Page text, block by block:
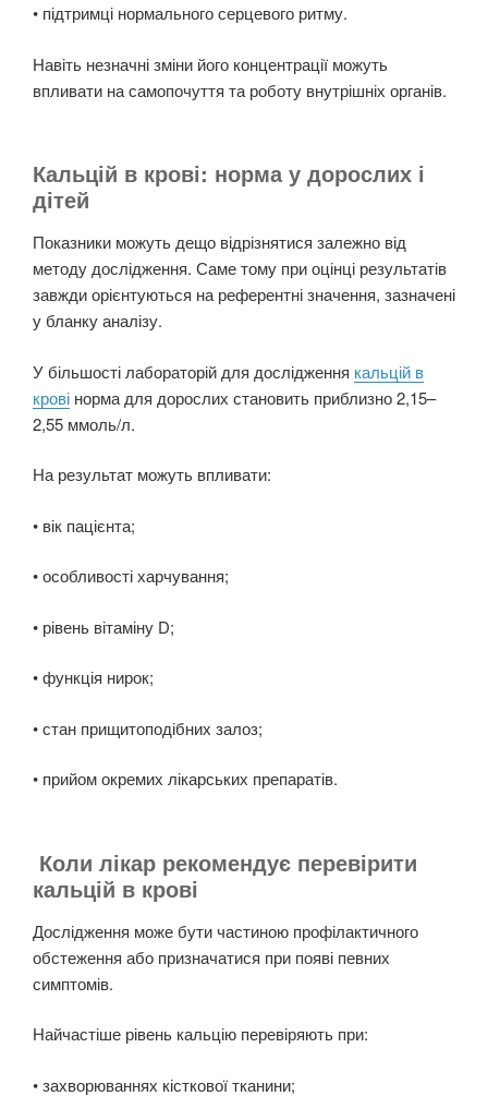
• підтримці нормального серцевого ритму.
Навіть незначні зміни його концентрації можуть
впливати на самопочуття та роботу внутрішніх органів.
Кальцій в крові: норма у дорослих і
дітей
Показники можуть дещо відрізнятися залежно від
методу дослідження. Саме тому при оцінці результатів
завжди орієнтуються на референтні значення, зазначені
у бланку аналізу.
У більшості лабораторій для дослідження кальцій в
крові норма для дорослих становить приблизно 2,15–
2,55 ммоль/л.
На результат можуть впливати:
• вік пацієнта;
• особливості харчування;
• рівень вітаміну D;
• функція нирок;
• стан прищитоподібних залоз;
• прийом окремих лікарських препаратів.
Коли лікар рекомендує перевірити
кальцій в крові
Дослідження може бути частиною профілактичного
обстеження або призначатися при появі певних
симптомів.
Найчастіше рівень кальцію перевіряють при:
• захворюваннях кісткової тканини;